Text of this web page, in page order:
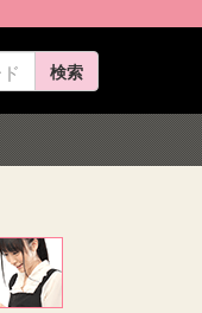
検索